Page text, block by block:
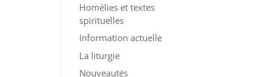
Homélies et textes
spirituelles
Information actuelle
La liturgie
Nouveautés